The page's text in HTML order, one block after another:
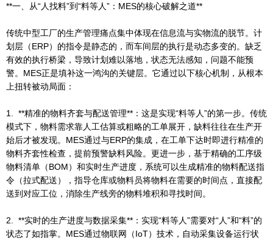
**一、从“人找料”到“料等人”：MES的核心破解之道**
传统中型工厂的生产管理痛点集中体现在信息流与实物流的脱节。计
划层（ERP）的指令是静态的，而车间层的执行是动态多变的。缺乏
有效的执行桥梁，导致计划难以落地，状态无法感知，问题不能预
警。MES正是填补这一鸿沟的关键层。它通过以下核心机制，从根本
上扭转被动局面：
1. **精准的物料齐套与配送管理**：这是实现“料等人”的第一步。传统
模式下，物料需求靠人工估算或粗略的工单展开，缺料往往在生产开
始后才被发现。MES通过与ERP的集成，在工单下达时即进行精准的
物料齐套性检查，提前预警缺料风险。更进一步，基于精确的工序级
物料清单（BOM）和实时生产进度，系统可以生成精准的物料配送指
令（拉式配送），指导仓库或物料员将物料在需要的时间点，直接配
送到对应工位，消除生产线旁的物料堆积和寻找时间。
2. **实时的生产进度与数据采集**：实现“料等人”需要对“人”和“料”的
状态了如指掌。MES通过物联网（IoT）技术，自动采集设备运行状